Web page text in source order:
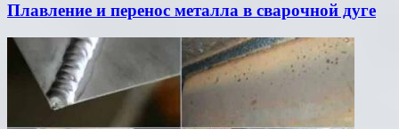
Плавление и перенос металла в сварочной дуге